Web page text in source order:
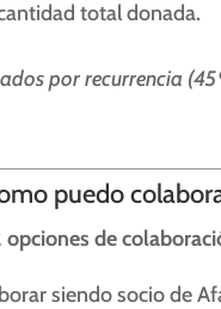
total donada.
por recurrencia
puedo
opciones de
siendo socio de